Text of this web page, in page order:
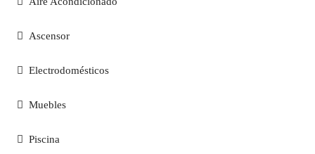
Ascensor
Electrodomésticos
Muebles
Piscina